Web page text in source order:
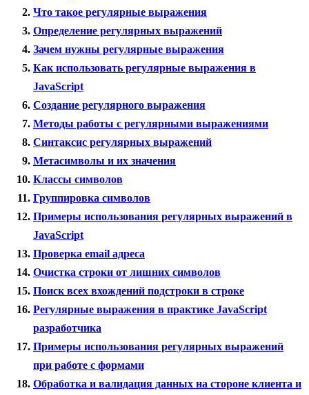
Что такое регулярные выражения
Определение регулярных выражений
Зачем нужны регулярные выражения
Как использовать регулярные выражения в
JavaScript
Создание регулярного выражения
Методы работы с регулярными выражениями
Синтаксис регулярных выражений
Метасимволы и их значения
Классы символов
Группировка символов
Примеры использования регулярных выражений в
JavaScript
Проверка email адреса
Очистка строки от лишних символов
Поиск всех вхождений подстроки в строке
Регулярные выражения в практике JavaScript
разработчика
Примеры использования регулярных выражений
при работе с формами
Обработка и валидация данных на стороне клиента и